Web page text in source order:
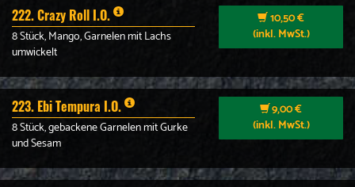
222. Crazy Roll I.O.
8 Stück, Mango, Garnelen mit Lachs
umwickelt
10,50 €
(inkl. MwSt.)
223. Ebi Tempura I.O.
8 Stück, gebackene Garnelen mit Gurke
und Sesam
9,00 €
(inkl. MwSt.)